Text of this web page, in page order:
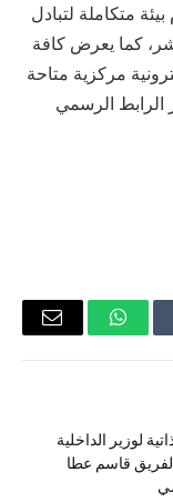
متكاملة لتبادل
كما يعرض كافة
مركزية متاحة
الرابط الرسمي
واتسابالبريد
لوزير الداخلية
قاسم عطا